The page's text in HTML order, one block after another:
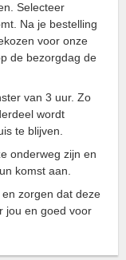
Selecteer
Na je bestelling
voor onze
de bezorgdag de
van 3 uur. Zo
wordt
te blijven.
onderweg zijn en
komst aan.
zorgen dat deze
jou en goed voor